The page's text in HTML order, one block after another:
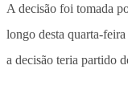
A decisão foi tomada
longo desta quarta-
a decisão teria partido